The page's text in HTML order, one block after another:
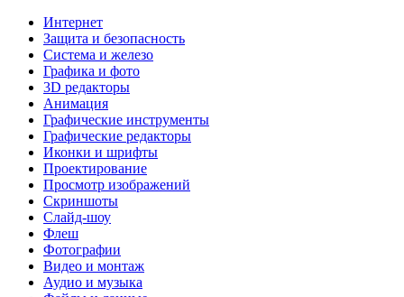
Интернет
Защита и безопасность
Система и железо
Графика и фото
3D редакторы
Анимация
Графические инструменты
Графические редакторы
Иконки и шрифты
Проектирование
Просмотр изображений
Скриншоты
Слайд-шоу
Флеш
Фотографии
Видео и монтаж
Аудио и музыка